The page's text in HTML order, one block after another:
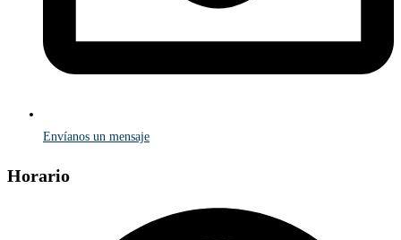
Envíanos un mensaje
Horario